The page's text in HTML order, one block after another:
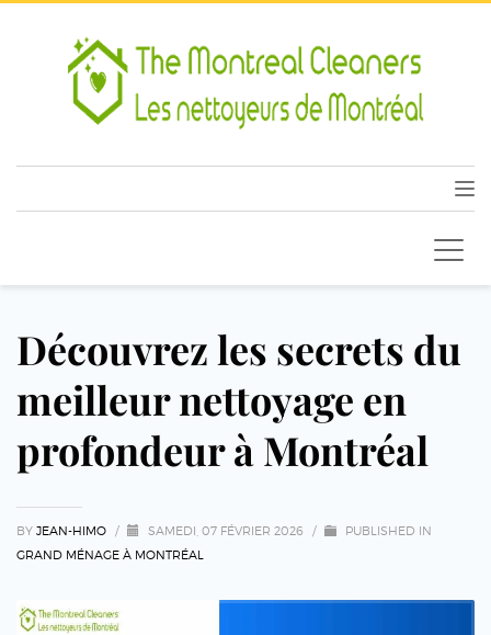
Découvrez les secrets du
meilleur nettoyage en
profondeur à Montréal
BY JEAN-HIMO / SAMEDI, 07 FÉVRIER 2026 /
PUBLISHED IN
GRAND MÉNAGE À MONTRÉAL